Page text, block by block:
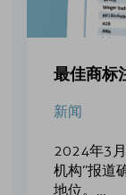
最佳商标
新闻
2024年3
机构”报道
地位。…